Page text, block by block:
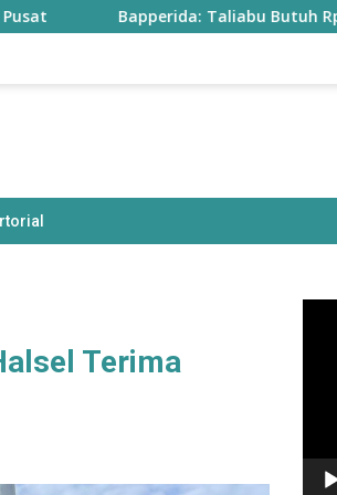
Bapperida: Taliabu Butuh Rp2 Triliun
Terima